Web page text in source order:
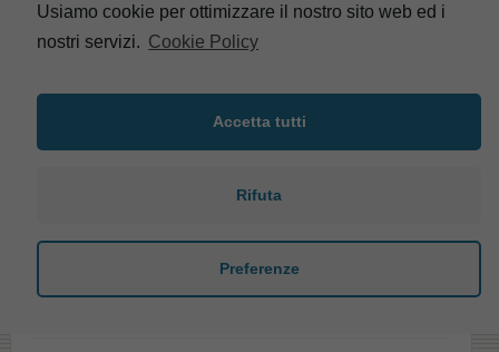
Usiamo cookie per ottimizzare il nostro sito web ed i
nostri servizi. Cookie Policy
Accetta tutti
Rifuta
Preferenze